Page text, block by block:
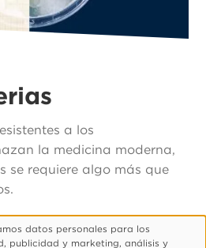
a los
la medicina moderna,
se requiere algo más que
datos personales para los
publicidad y marketing, análisis y